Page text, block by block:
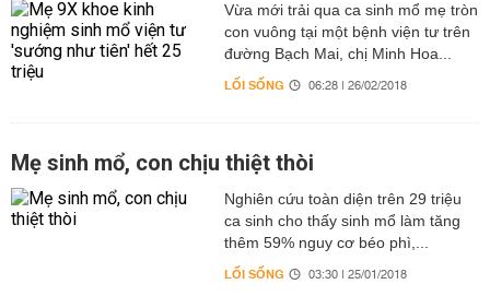
Vừa mới trải qua ca sinh mổ mẹ tròn
con vuông tại một bệnh viện tư trên
đường Bạch Mai, chị Minh Hoa...
LỐI SỐNG 06:28 | 26/02/2018
Mẹ sinh mổ, con chịu thiệt thòi
Nghiên cứu toàn diện trên 29 triệu
ca sinh cho thấy sinh mổ làm tăng
thêm 59% nguy cơ béo phì,...
LỐI SỐNG 03:30 | 25/01/2018